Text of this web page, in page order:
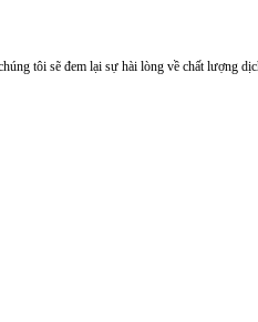
tôi sẽ đem lại sự hài lòng về chất lượng